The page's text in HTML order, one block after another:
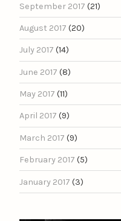
September 2017 (21)
August 2017 (20)
July 2017 (14)
June 2017 (8)
May 2017 (11)
April 2017 (9)
March 2017 (9)
February 2017 (5)
January 2017 (3)